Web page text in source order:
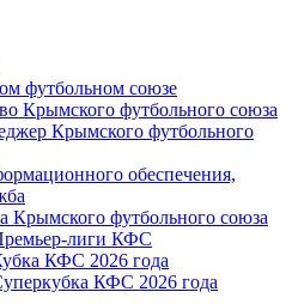
футбольном союзе
Крымского футбольного союза
Крымского футбольного
обеспечения,
Крымского футбольного союза
лиги КФС
КФС 2026 года
КФС 2026 года